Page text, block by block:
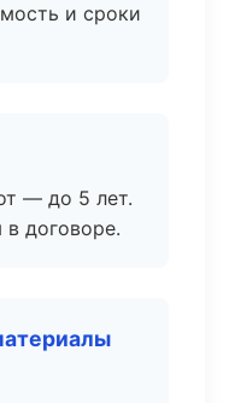
и сроки
— до 5 лет.
договоре.